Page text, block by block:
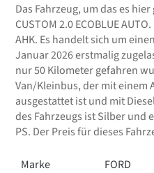
Das Fahrzeug, um das es hier
CUSTOM 2.0 ECOBLUE
AHK. Es handelt sich um
Januar 2026 erstmalig
nur 50 Kilometer gefahren
Van/Kleinbus, der mit einem
ausgestattet ist und mit
des Fahrzeugs ist Silber und
PS. Der Preis für dieses
Marke
FORD